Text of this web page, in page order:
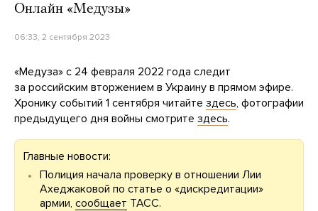
Онлайн «Медузы»
06:33, 2 сентября 2023
«Медуза» с 24 февраля 2022 года следит
за российским вторжением в Украину в прямом эфире.
Хронику событий 1 сентября читайте здесь, фотографии
предыдущего дня войны смотрите здесь.
Главные новости:
Полиция начала проверку в отношении Лии
Ахеджаковой по статье о «дискредитации»
армии, сообщает ТАСС.